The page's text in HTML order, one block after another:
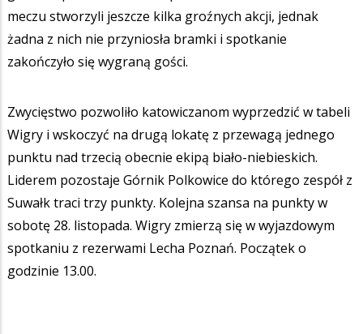
meczu stworzyli jeszcze kilka groźnych akcji, jednak
żadna z nich nie przyniosła bramki i spotkanie
zakończyło się wygraną gości.
Zwycięstwo pozwoliło katowiczanom wyprzedzić w tabeli
Wigry i wskoczyć na drugą lokatę z przewagą jednego
punktu nad trzecią obecnie ekipą biało-niebieskich.
Liderem pozostaje Górnik Polkowice do którego zespół z
Suwałk traci trzy punkty. Kolejna szansa na punkty w
sobotę 28. listopada. Wigry zmierzą się w wyjazdowym
spotkaniu z rezerwami Lecha Poznań. Początek o
godzinie 13.00.